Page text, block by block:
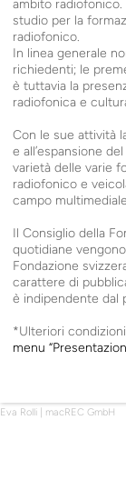
ambito radiofonico.
studio per la
radiofonico.
In linea generale
richiedenti; le
è tuttavia la
radiofonica e
Con le sue attività
e all’espansione
varietà delle varie
radiofonico e
campo
Il Consiglio della
quotidiane
Fondazione
carattere di
è indipendente dal
*Ulteriori
menu “
Eva Rolli macREC GmbH